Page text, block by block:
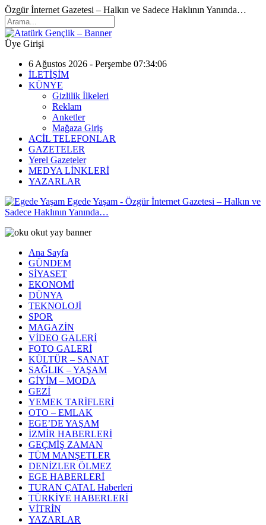
Özgür İnternet Gazetesi – Halkın ve Sadece Haklının Yanında…
Üye Girişi
6 Ağustos 2026 - Perşembe 07:34:06
İLETİŞİM
KÜNYE
Gizlilik İlkeleri
Reklam
Anketler
Mağaza Giriş
ACİL TELEFONLAR
GAZETELER
Yerel Gazeteler
MEDYA LİNKLERİ
YAZARLAR
Egede Yaşam - Özgür İnternet Gazetesi – Halkın ve
Sadece Haklının Yanında…
Ana Sayfa
GÜNDEM
SİYASET
EKONOMİ
DÜNYA
TEKNOLOJİ
SPOR
MAGAZİN
VİDEO GALERİ
FOTO GALERİ
KÜLTÜR – SANAT
SAĞLIK – YAŞAM
GİYİM – MODA
GEZİ
YEMEK TARİFLERİ
OTO – EMLAK
EGE’DE YAŞAM
İZMİR HABERLERİ
GEÇMİŞ ZAMAN
TÜM MANŞETLER
DENİZLER ÖLMEZ
EGE HABERLERİ
TURAN ÇATAL Haberleri
TÜRKİYE HABERLERİ
VİTRİN
YAZARLAR